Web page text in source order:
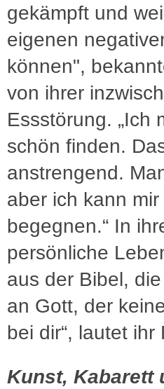
gekämpft und
eigenen
können",
von ihrer
Essstörung. „Ich
schön finden.
anstrengend.
aber ich kann
begegnen.“ In
persönliche
aus der Bibel,
an Gott, der
bei dir“, lautet
Kunst, Kabarett